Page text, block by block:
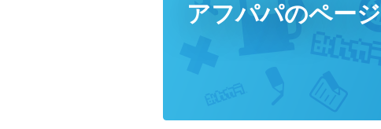
アフパパのページ